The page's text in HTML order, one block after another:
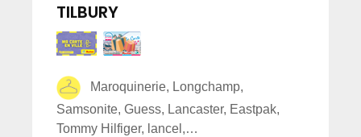
TILBURY
Maroquinerie, Longchamp,
Samsonite, Guess, Lancaster, Eastpak,
Tommy Hilfiger, lancel,…